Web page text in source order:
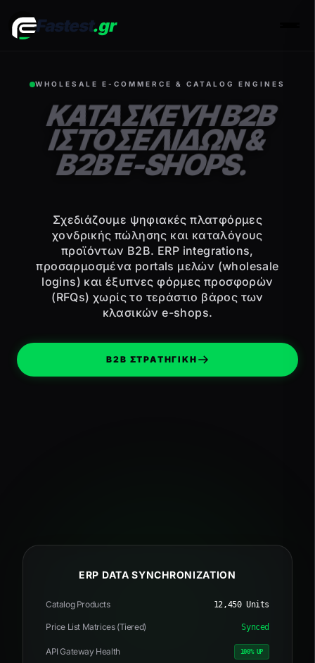
Fastest.gr
WHOLESALE E-COMMERCE & CATALOG ENGINES
ΚΑΤΑΣΚΕΥΗ B2B
ΙΣΤΟΣΕΛΙΔΩΝ &
B2B E-SHOPS.
Σχεδιάζουμε ψηφιακές πλαтφόρμες
χονδρικής πώλησης και καταλόγους
προϊόντων B2B. ERP integrations,
προσαρμοσμένα portals μελών (wholesale
logins) και έξυπνες φόρμες προσφορών
(RFQs) χωρίς το τεράστιο βάρος των
κλασικών e-shops.
B2B ΣΤΡΑΤΗΓΙΚΗ
ERP DATA SYNCHRONIZATION
Catalog Products 12,450 Units
Price List Matrices (Tiered) Synced
API Gateway Health 100% UP